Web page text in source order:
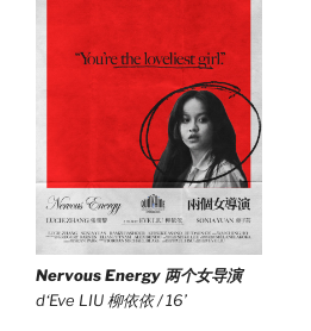
Nervous Energy 两个女导演
d‘Eve LIU 柳依依 / 16’